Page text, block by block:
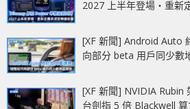
2027 上半年登場‧重新
[XF 新聞] Android Auto
向部分 beta 用戶同少數
[XF 新聞] NVIDIA
台劍指 5 倍 Blackwell 算